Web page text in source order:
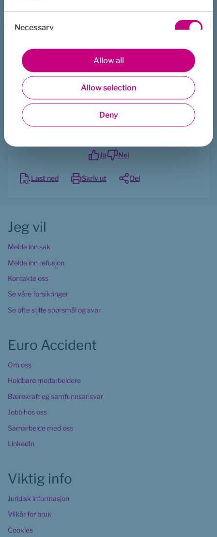
Selection
Necessary
Preferences
Statistics
Marketing
Allow all
Allow selection
Deny
Foto: Knut Neerland
Ja
Nei
Last ned Skriv ut Del
Jeg vil
Melde inn sak
Melde inn refusjon
Kontakte oss
Se våre forsikringer
Se ofte stilte spørsmål og svar
Euro Accident
Om oss
Holdbare medarbeidere
Bærekraft og samfunnsansvar
Jobb hos oss
Samarbeide med oss
LinkedIn
Viktig info
Juridisk informasjon
Vilkår for bruk
Cookies